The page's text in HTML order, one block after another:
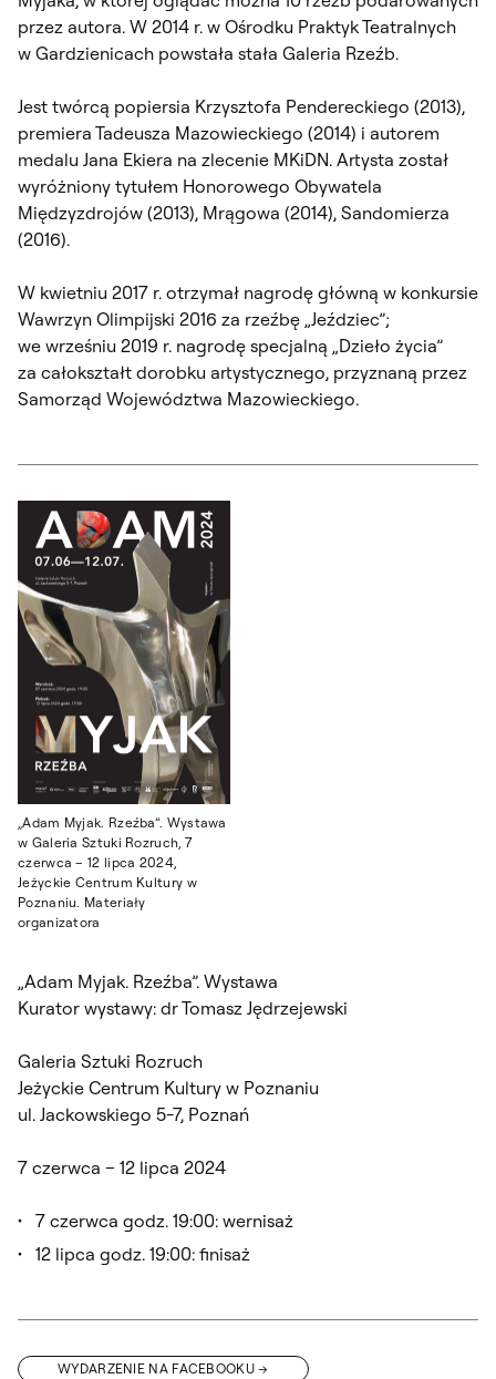
przez autora. W 2014 r. w Ośrodku Praktyk Teatralnych
w Gardzienicach powstała stała Galeria Rzeźb.
Jest twórcą popiersia Krzysztofa Pendereckiego (2013),
premiera Tadeusza Mazowieckiego (2014) i autorem
medalu Jana Ekiera na zlecenie MKiDN. Artysta został
wyróżniony tytułem Honorowego Obywatela
Międzyzdrojów (2013), Mrągowa (2014), Sandomierza
(2016).
W kwietniu 2017 r. otrzymał nagrodę główną w konkursie
Wawrzyn Olimpijski 2016 za rzeźbę „Jeździec”;
we wrześniu 2019 r. nagrodę specjalną „Dzieło życia”
za całokształt dorobku artystycznego, przyznaną przez
Samorząd Województwa Mazowieckiego.
„Adam Myjak. Rzeźba”. Wystawa
w Galeria Sztuki Rozruch, 7
czerwca – 12 lipca 2024,
Jeżyckie Centrum Kultury w
Poznaniu. Materiały
organizatora
„Adam Myjak. Rzeźba”. Wystawa
Kurator wystawy: dr Tomasz Jędrzejewski
Galeria Sztuki Rozruch
Jeżyckie Centrum Kultury w Poznaniu
ul. Jackowskiego 5-7, Poznań
7 czerwca – 12 lipca 2024
7 czerwca godz. 19:00: wernisaż
12 lipca godz. 19:00: finisaż
WYDARZENIE NA FACEBOOKU